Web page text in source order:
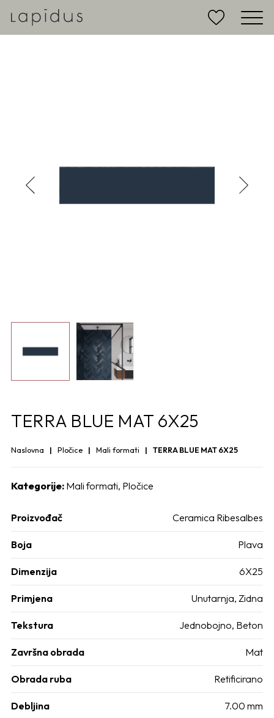
TERRA BLUE MAT 6X25
Naslovna Pločice Mali formati TERRA BLUE MAT 6X25
Kategorije: Mali formati, Pločice
Proizvođač Ceramica Ribesalbes
Boja Plava
Dimenzija 6X25
Primjena Unutarnja, Zidna
Tekstura Jednobojno, Beton
Završna obrada Mat
Obrada ruba Retificirano
Debljina 7.00 mm